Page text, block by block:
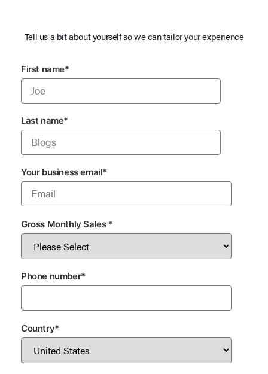
Tell us a bit about yourself so we can tailor your experience
First name*
Last name*
Your business email*
Gross Monthly Sales *
Phone number*
Country*